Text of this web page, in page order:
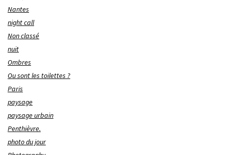
Nantes
night call
Non classé
nuit
Ombres
Ou sont les toilettes ?
Paris
paysage
paysage urbain
Penthièvre.
photo du jour